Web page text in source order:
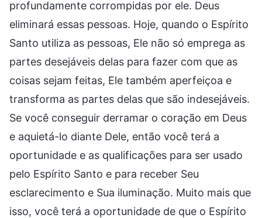
profundamente corrompidas por ele. Deus
eliminará essas pessoas. Hoje, quando o Espírito
Santo utiliza as pessoas, Ele não só emprega as
partes desejáveis delas para fazer com que as
coisas sejam feitas, Ele também aperfeiçoa e
transforma as partes delas que são indesejáveis.
Se você conseguir derramar o coração em Deus
e aquietá-lo diante Dele, então você terá a
oportunidade e as qualificações para ser usado
pelo Espírito Santo e para receber Seu
esclarecimento e Sua iluminação. Muito mais que
isso, você terá a oportunidade de que o Espírito